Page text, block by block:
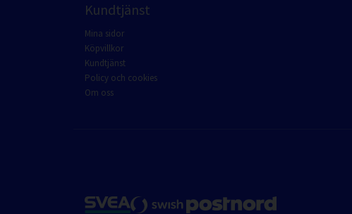
Kundtjänst
Mina sidor
Köpvillkor
Kundtjänst
Policy och cookies
Om oss